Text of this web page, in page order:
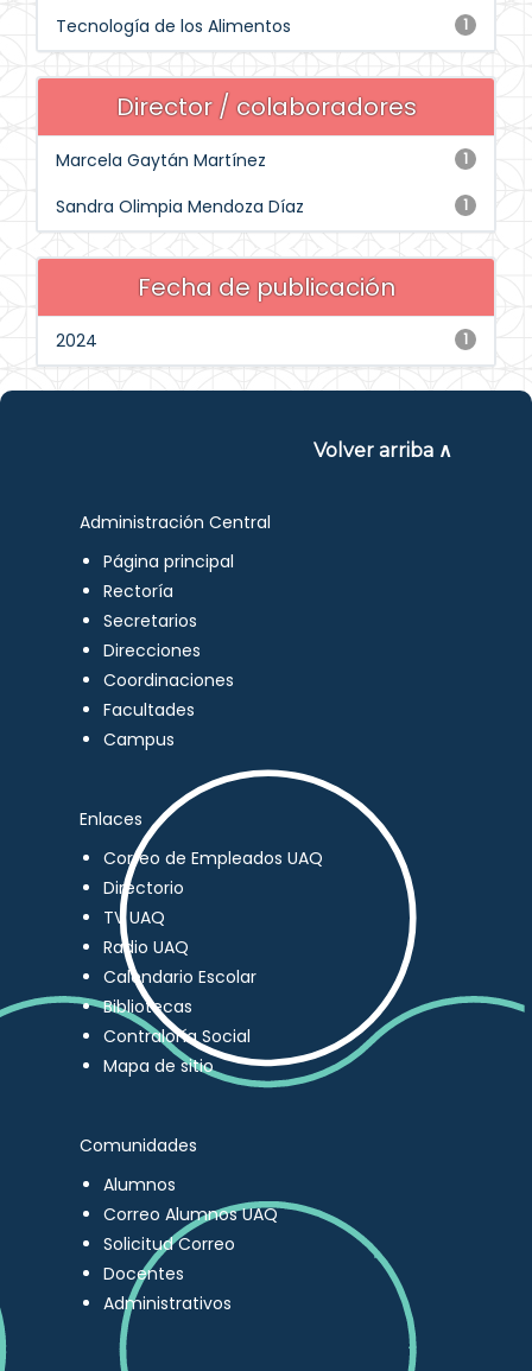
1
Tecnología de los Alimentos
Director / colaboradores
1
Marcela Gaytán Martínez
1
Sandra Olimpia Mendoza Díaz
Fecha de publicación
1
2024
Volver arriba ∧
Administración Central
Página principal
Rectoría
Secretarios
Direcciones
Coordinaciones
Facultades
Campus
Enlaces
Correo de Empleados UAQ
Directorio
TV UAQ
Radio UAQ
Calendario Escolar
Bibliotecas
Contraloría Social
Mapa de sitio
Comunidades
Alumnos
Correo Alumnos UAQ
Solicitud Correo
Docentes
Administrativos